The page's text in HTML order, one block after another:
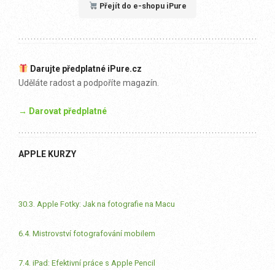
Přejít do e-shopu iPure
Darujte předplatné iPure.cz
Uděláte radost a podpoříte magazín.
→ Darovat předplatné
APPLE KURZY
30.3. Apple Fotky: Jak na fotografie na Macu
6.4. Mistrovství fotografování mobilem
7.4. iPad: Efektivní práce s Apple Pencil